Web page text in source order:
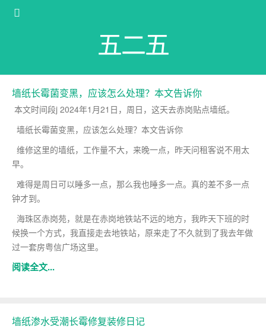
五二五
墙纸长霉菌变黑，应该怎么处理？本文告诉你
本文时间段j 2024年1月21日，周日，这天去赤岗贴点墙纸。
墙纸长霉菌变黑，应该怎么处理？本文告诉你
维修这里的墙纸，工作量不大，来晚一点，昨天问租客说不用太
早。
难得是周日可以睡多一点，那么我也睡多一点。真的差不多一点
钟才到。
海珠区赤岗苑，就是在赤岗地铁站不远的地方，我昨天下班的时
候换一个方式，我直接走去地铁站，原来走了不久就到了我去年做
过一套房粤信广场这里。
阅读全文...
墙纸渗水受潮长霉修复装修日记